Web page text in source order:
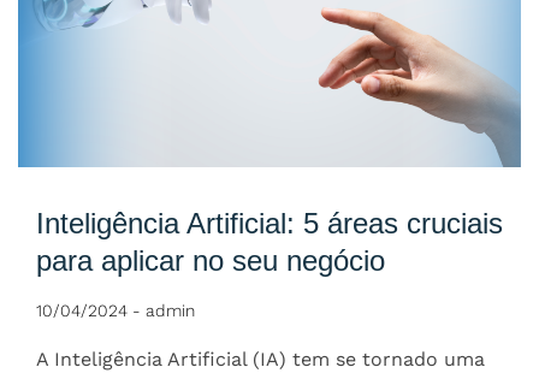
Inteligência Artificial: 5 áreas cruciais
para aplicar no seu negócio
10/04/2024 - admin
A Inteligência Artificial (IA) tem se tornado uma